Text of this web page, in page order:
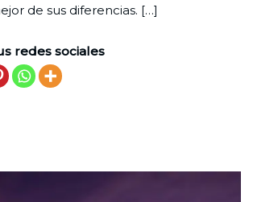
humanidad
de sus diferencias. […]
redes sociales